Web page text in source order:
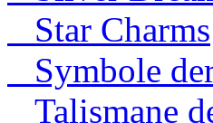
Star Charms
Symbole
Talismane